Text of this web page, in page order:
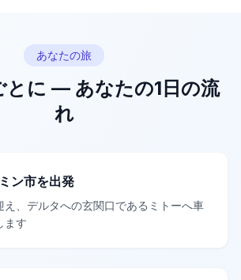
あなたの旅
とに — あなたの1日の流
れ
ン市を出発
え、デルタへの玄関口であるミトーへ車
ます